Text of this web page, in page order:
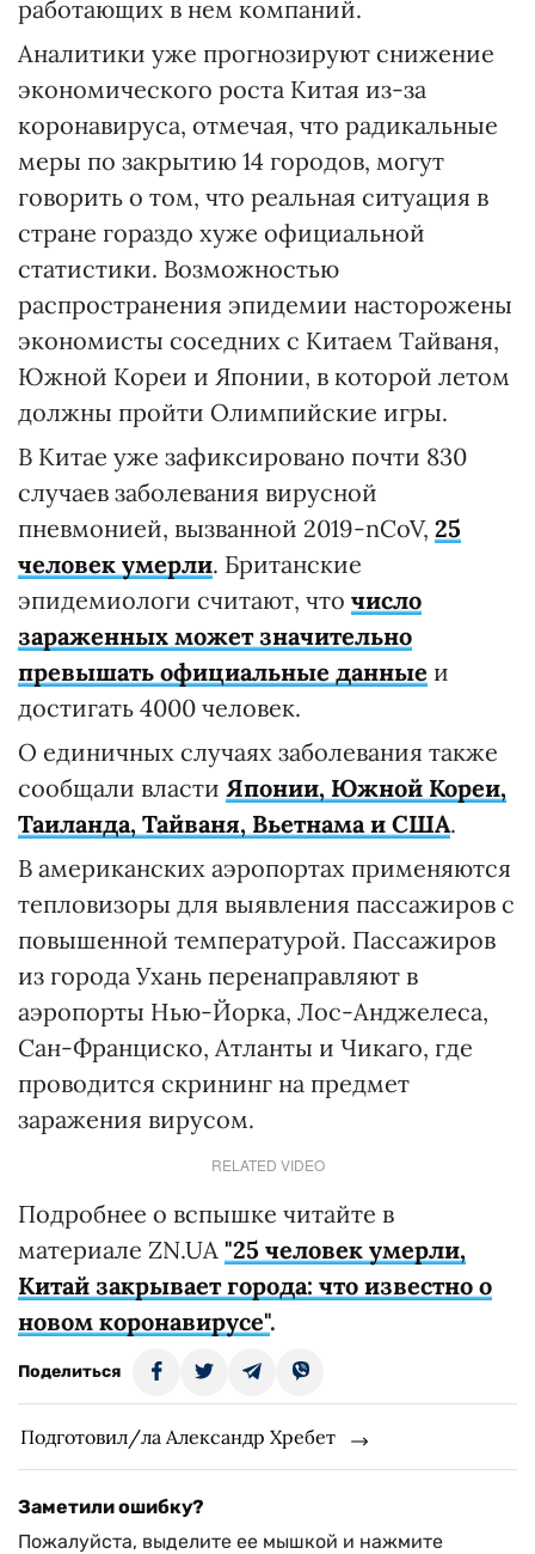
работающих в нем компаний.
Аналитики уже прогнозируют снижение
экономического роста Китая из-за
коронавируса, отмечая, что радикальные
меры по закрытию 14 городов, могут
говорить о том, что реальная ситуация в
стране гораздо хуже официальной
статистики. Возможностью
распространения эпидемии насторожены
экономисты соседних с Китаем Тайваня,
Южной Кореи и Японии, в которой летом
должны пройти Олимпийские игры.
В Китае уже зафиксировано почти 830
случаев заболевания вирусной
пневмонией, вызванной 2019-nCoV, 25
человек умерли. Британские
эпидемиологи считают, что число
зараженных может значительно
превышать официальные данные и
достигать 4000 человек.
О единичных случаях заболевания также
сообщали власти Японии, Южной Кореи,
Таиланда, Тайваня, Вьетнама и США.
В американских аэропортах применяются
тепловизоры для выявления пассажиров с
повышенной температурой. Пассажиров
из города Ухань перенаправляют в
аэропорты Нью-Йорка, Лос-Анджелеса,
Сан-Франциско, Атланты и Чикаго, где
проводится скрининг на предмет
заражения вирусом.
RELATED VIDEO
Подробнее о вспышке читайте в
материале ZN.UA "25 человек умерли,
Китай закрывает города: что известно о
новом коронавирусе".
Поделиться
Подготовил/ла Александр Хребет
Заметили ошибку?
Пожалуйста, выделите ее мышкой и нажмите